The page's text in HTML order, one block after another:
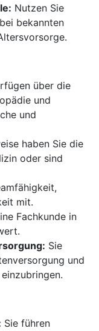
Nutzen Sie
bekannten
über die
und
und
haben Sie die
oder sind
mit.
Fachkunde in
Sie
und
Sie führen